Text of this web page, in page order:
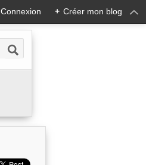
Connexion + Créer mon blog